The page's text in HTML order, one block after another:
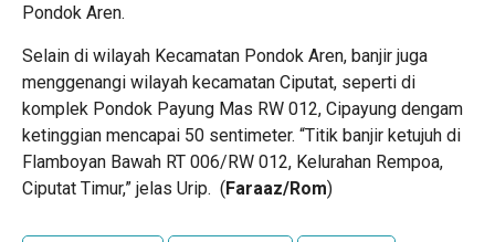
Pondok Aren.
Selain di wilayah Kecamatan Pondok Aren, banjir juga
menggenangi wilayah kecamatan Ciputat, seperti di
komplek Pondok Payung Mas RW 012, Cipayung dengam
ketinggian mencapai 50 sentimeter. “Titik banjir ketujuh di
Flamboyan Bawah RT 006/RW 012, Kelurahan Rempoa,
Ciputat Timur,” jelas Urip. (Faraaz/Rom)